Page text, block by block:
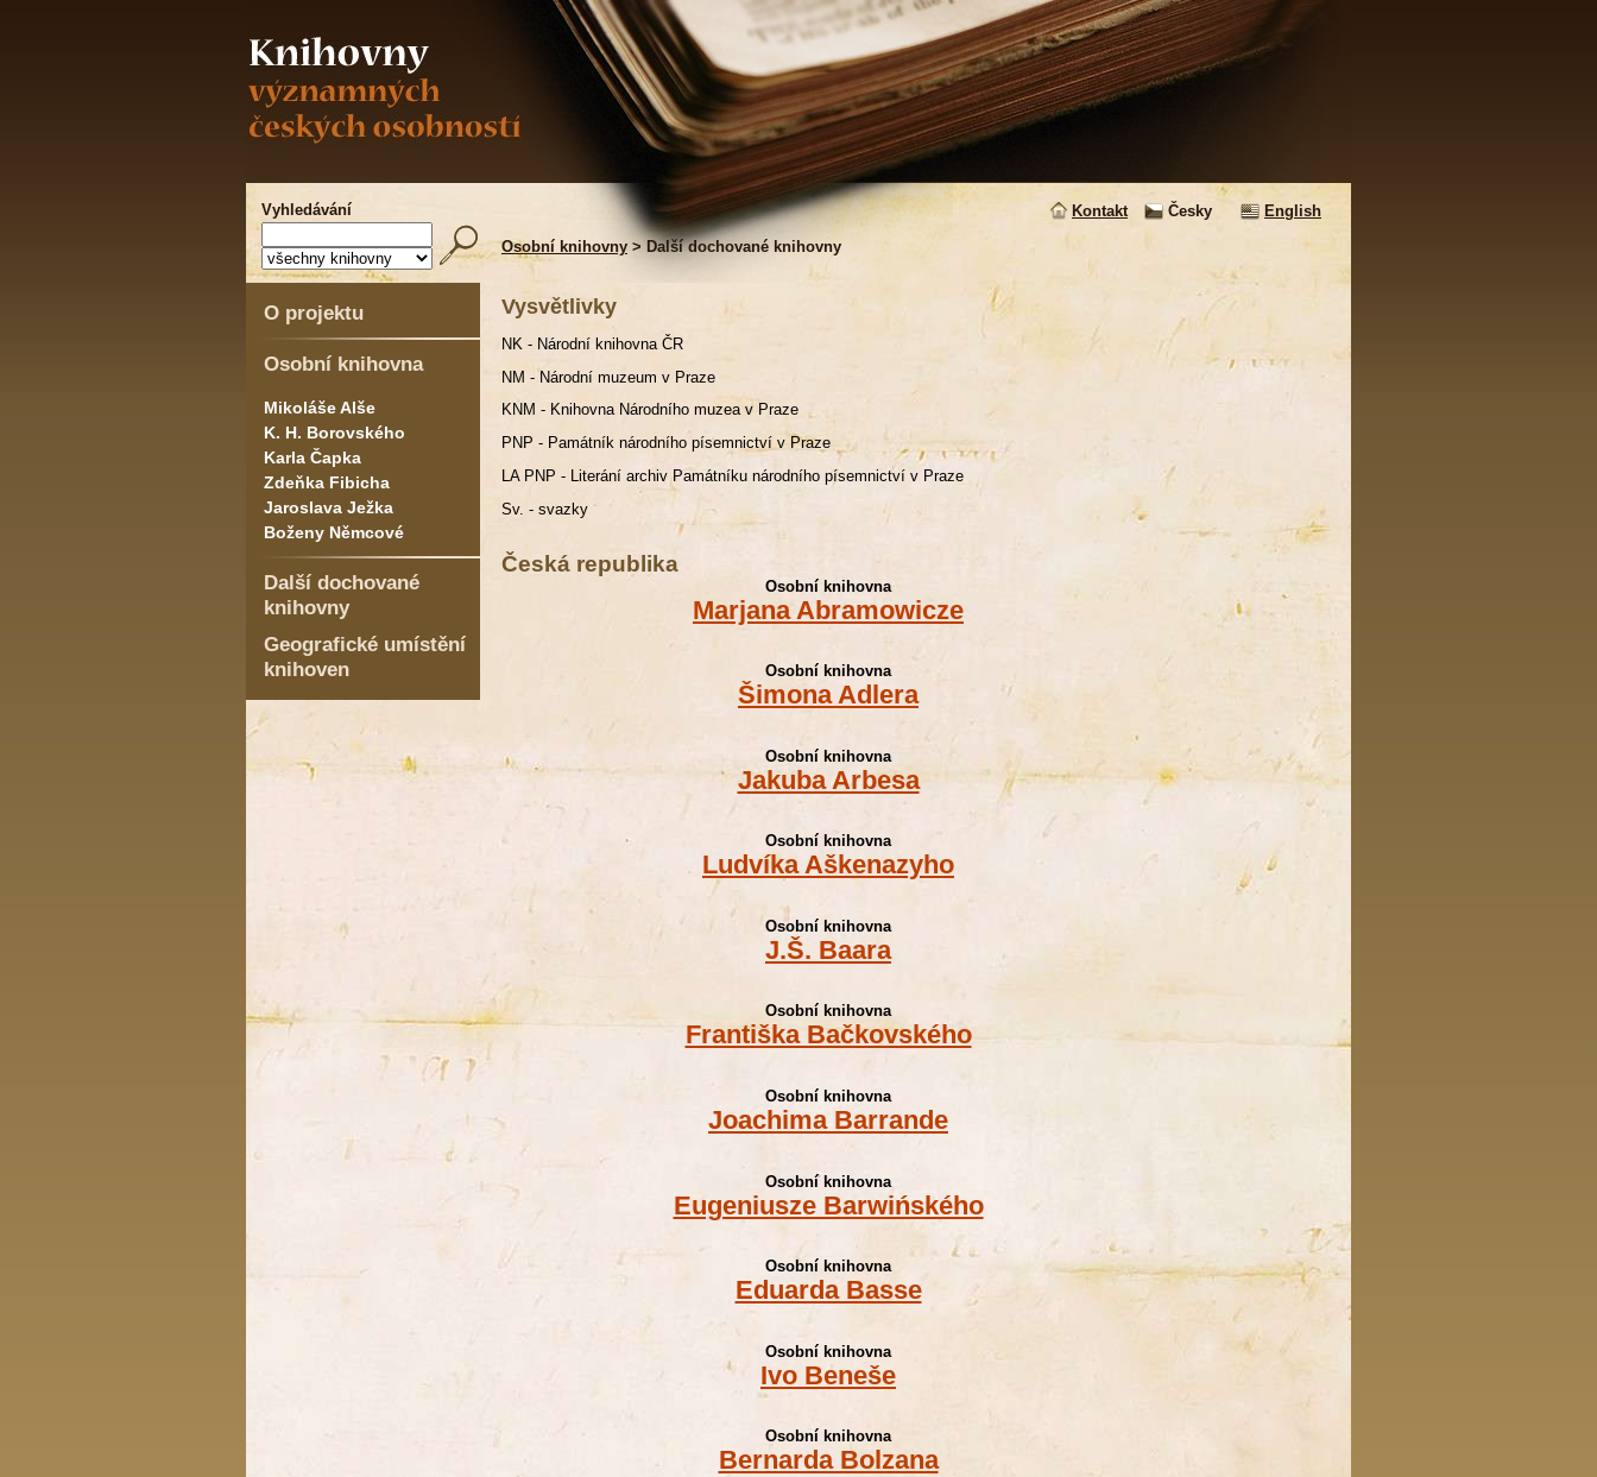
Vyhledávání Kontakt Česky
English
Osobní knihovny > Další dochované knihovny
O projektu
Osobní knihovna
Mikoláše Alše
K. H. Borovského
Karla Čapka
Zdeňka Fibicha
Jaroslava Ježka
Boženy Němcové
Další dochované
knihovny
Geografické umístění
knihoven
Vysvětlivky
NK - Národní knihovna ČR
NM - Národní muzeum v Praze
KNM - Knihovna Národního muzea v Praze
PNP - Památník národního písemnictví v Praze
LA PNP - Literání archiv Památníku národního písemnictví v Praze
Sv. - svazky
Česká republika
Osobní knihovna
Marjana Abramowicze
Osobní knihovna
Šimona Adlera
Osobní knihovna
Jakuba Arbesa
Osobní knihovna
Ludvíka Aškenazyho
Osobní knihovna
J.Š. Baara
Osobní knihovna
Františka Bačkovského
Osobní knihovna
Joachima Barrande
Osobní knihovna
Eugeniusze Barwińského
Osobní knihovna
Eduarda Basse
Osobní knihovna
Ivo Beneše
Osobní knihovna
Bernarda Bolzana